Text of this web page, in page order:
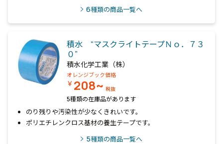
6種類の商品一覧へ
積水 “マスクライトテープＮｏ．７３
０”
積水化学工業（株）
オレンジブック価格
￥ 208~ 税抜
5種類の在庫品があります
のり残りや汚染性が少なくきれいです。
ポリエチレンクロス基材の養生テープです。
5種類の商品一覧へ